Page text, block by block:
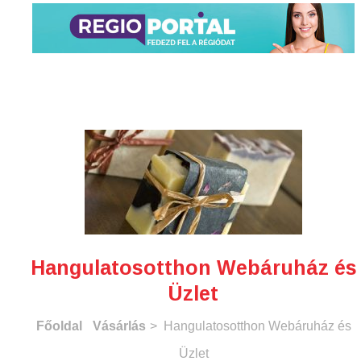
Hangulatosotthon Webáruház és
Üzlet
Főoldal Vásárlás > Hangulatosotthon Webáruház és
Üzlet